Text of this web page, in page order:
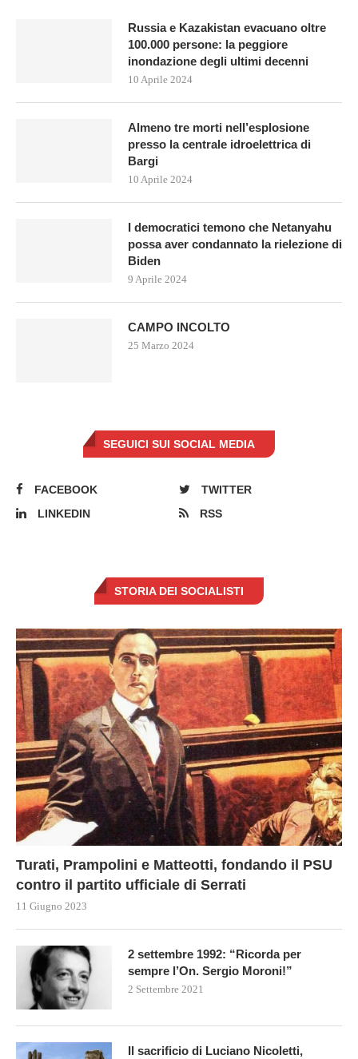
Russia e Kazakistan evacuano oltre
100.000 persone: la peggiore
inondazione degli ultimi decenni
10 Aprile 2024
Almeno tre morti nell’esplosione
presso la centrale idroelettrica di
Bargi
10 Aprile 2024
I democratici temono che Netanyahu
possa aver condannato la rielezione di
Biden
9 Aprile 2024
CAMPO INCOLTO
25 Marzo 2024
SEGUICI SUI SOCIAL MEDIA
FACEBOOK
TWITTER
LINKEDIN
RSS
STORIA DEI SOCIALISTI
Turati, Prampolini e Matteotti, fondando il PSU
contro il partito ufficiale di Serrati
11 Giugno 2023
2 settembre 1992: “Ricorda per
sempre l’On. Sergio Moroni!”
2 Settembre 2021
Il sacrificio di Luciano Nicoletti,